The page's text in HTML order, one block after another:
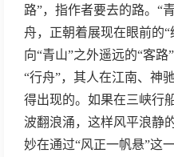
路”，指作者要去的路。“
舟，正朝着展现在眼前的“
向“青山”之外遥远的“客
“行舟”，其人在江南、神
得出现的。如果在三峡行
波翻浪涌，这样风平浪静
妙在通过“风正一帆悬”这